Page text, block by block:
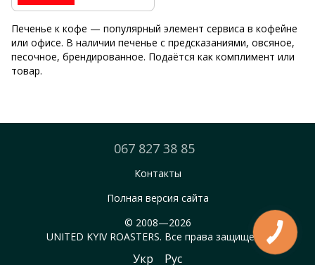
Печенье к кофе — популярный элемент сервиса в кофейне
или офисе. В наличии печенье с предсказаниями, овсяное,
песочное, брендированное. Подаётся как комплимент или
товар.
067 827 38 85
Контакты
Полная версия сайта
© 2008—2026
UNITED KYIV ROASTERS. Все права защищены.
Укр Рус